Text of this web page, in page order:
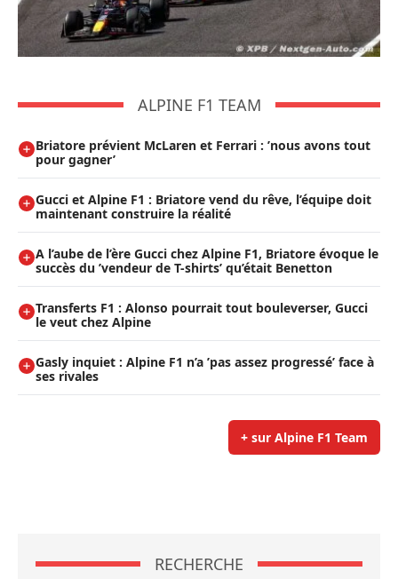
ALPINE F1 TEAM
Briatore prévient McLaren et Ferrari : ’nous avons tout
pour gagner’
Gucci et Alpine F1 : Briatore vend du rêve, l’équipe doit
maintenant construire la réalité
A l’aube de l’ère Gucci chez Alpine F1, Briatore évoque le
succès du ’vendeur de T-shirts’ qu’était Benetton
Transferts F1 : Alonso pourrait tout bouleverser, Gucci
le veut chez Alpine
Gasly inquiet : Alpine F1 n’a ’pas assez progressé’ face à
ses rivales
+ sur Alpine F1 Team
RECHERCHE